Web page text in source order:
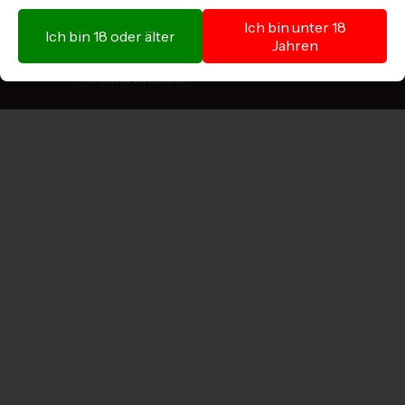
Ich bin 18 oder älter
Ich bin unter 18
Jahren
Copyright © 2025 by TERROIR-ist Yacin‘s Wein AG.
Alle Rechte vorbehalten.